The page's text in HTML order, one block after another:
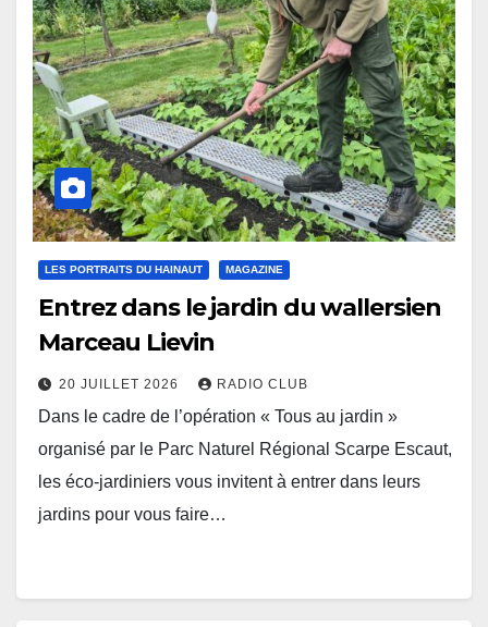
LES PORTRAITS DU HAINAUT MAGAZINE
Entrez dans le jardin du wallersien
Marceau Lievin
20 JUILLET 2026 RADIO CLUB
Dans le cadre de l’opération « Tous au jardin »
organisé par le Parc Naturel Régional Scarpe Escaut,
les éco-jardiniers vous invitent à entrer dans leurs
jardins pour vous faire…